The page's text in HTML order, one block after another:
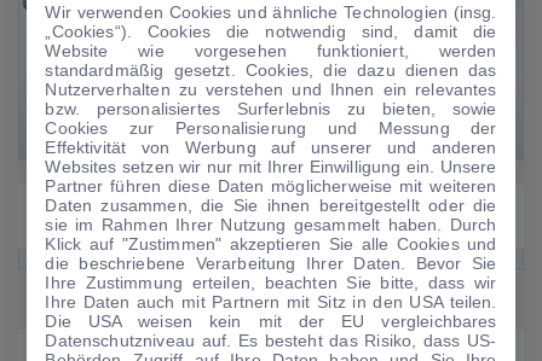
Ausstattung
Alternativen
Wir verwenden Cookies und ähnliche Technologien (insg.
„Cookies“). Cookies die notwendig sind, damit die
Website wie vorgesehen funktioniert, werden
standardmäßig gesetzt. Cookies, die dazu dienen das
Nutzerverhalten zu verstehen und Ihnen ein relevantes
bzw. personalisiertes Surferlebnis zu bieten, sowie
Cookies zur Personalisierung und Messung der
Effektivität von Werbung auf unserer und anderen
Websites setzen wir nur mit Ihrer Einwilligung ein. Unsere
Partner führen diese Daten möglicherweise mit weiteren
Daten zusammen, die Sie ihnen bereitgestellt oder die
sie im Rahmen Ihrer Nutzung gesammelt haben. Durch
Klick auf "Zustimmen" akzeptieren Sie alle Cookies und
die beschriebene Verarbeitung Ihrer Daten. Bevor Sie
Ihre Zustimmung erteilen, beachten Sie bitte, dass wir
Ihre Daten auch mit Partnern mit Sitz in den USA teilen.
Die USA weisen kein mit der EU vergleichbares
Datenschutzniveau auf. Es besteht das Risiko, dass US-